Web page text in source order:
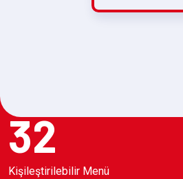
32
Kişileştirilebilir Menü